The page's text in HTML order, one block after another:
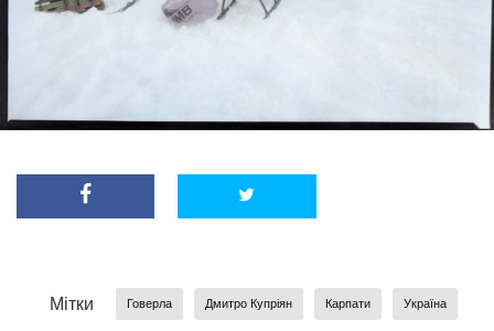
Мітки Говерла Дмитро Купріян Карпати Україна